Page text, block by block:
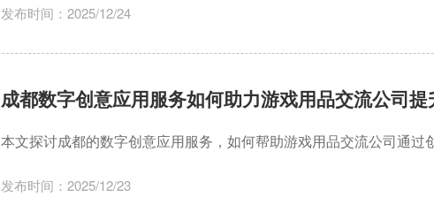
发布时间：2025/12/24
成都数字创意应用服务如何助力游戏用品交流公司提
本文探讨成都的数字创意应用服务，如何帮助游戏用品交流公司通过
发布时间：2025/12/23